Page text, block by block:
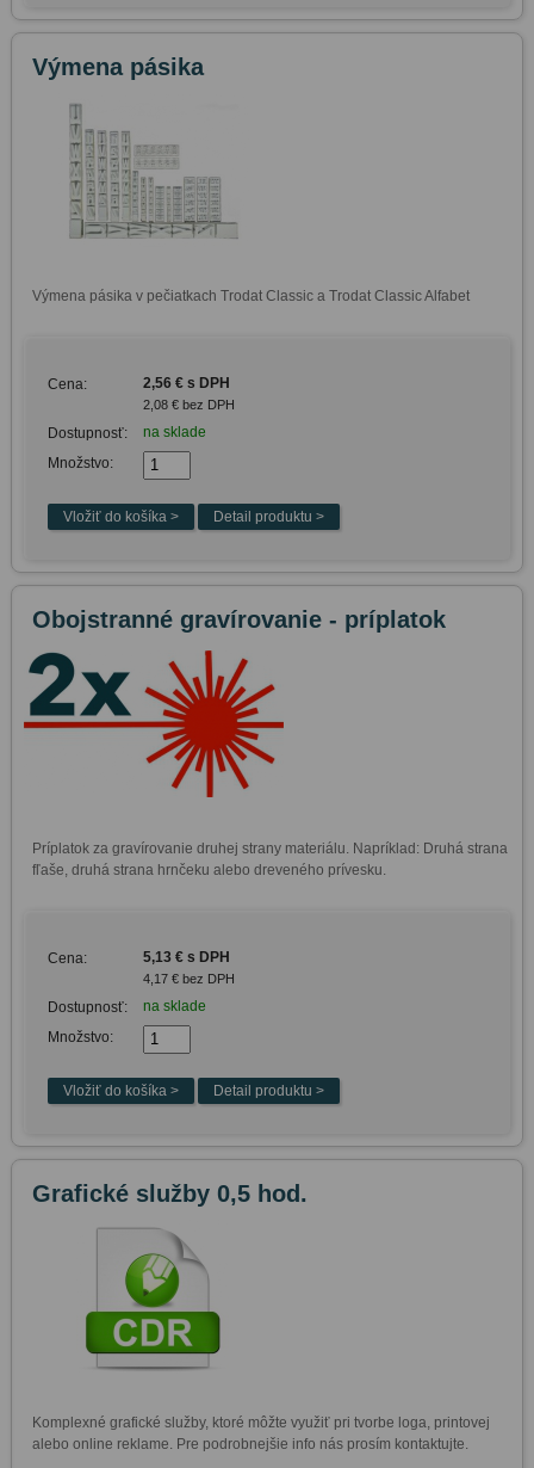
Výmena pásika
Výmena pásika v pečiatkach Trodat Classic a Trodat Classic Alfabet
Cena: 2,56 € s DPH
2,08 € bez DPH
Dostupnosť:
na sklade
Množstvo:
Obojstranné gravírovanie - príplatok
Príplatok za gravírovanie druhej strany materiálu. Napríklad: Druhá strana
fľaše, druhá strana hrnčeku alebo dreveného prívesku.
Cena: 5,13 € s DPH
4,17 € bez DPH
Dostupnosť:
na sklade
Množstvo:
Grafické služby 0,5 hod.
Komplexné grafické služby, ktoré môžte využiť pri tvorbe loga, printovej
alebo online reklame. Pre podrobnejšie info nás prosím kontaktujte.